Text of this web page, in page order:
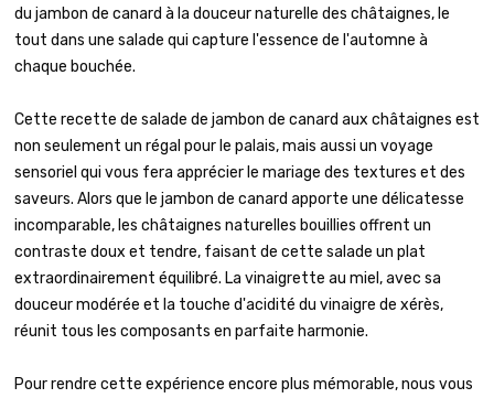
du jambon de canard à la douceur naturelle des châtaignes, le
tout dans une salade qui capture l'essence de l'automne à
chaque bouchée.
Cette recette de salade de jambon de canard aux châtaignes est
non seulement un régal pour le palais, mais aussi un voyage
sensoriel qui vous fera apprécier le mariage des textures et des
saveurs. Alors que le jambon de canard apporte une délicatesse
incomparable, les châtaignes naturelles bouillies offrent un
contraste doux et tendre, faisant de cette salade un plat
extraordinairement équilibré. La vinaigrette au miel, avec sa
douceur modérée et la touche d'acidité du vinaigre de xérès,
réunit tous les composants en parfaite harmonie.
Pour rendre cette expérience encore plus mémorable, nous vous